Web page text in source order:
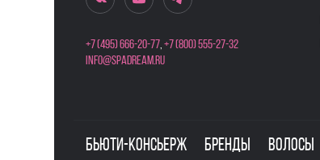
+7 (495) 666-20-77,+7 (800) 555-27-32
info@spadream.ru
Бьюти-консьерж Бренды Волосы